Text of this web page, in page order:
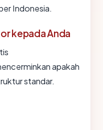
Indonesia.
kepada Anda
apakah
standar.